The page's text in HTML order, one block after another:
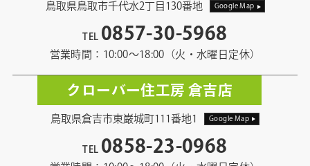
鳥取県鳥取市千代水2丁目130番地 Google Map
TEL 0857-30-5968
営業時間：10:00〜18:00（火・水曜日定休）
クローバー住工房 倉吉店
鳥取県倉吉市東巌城町111番地1 Google Map
TEL 0858-23-0968